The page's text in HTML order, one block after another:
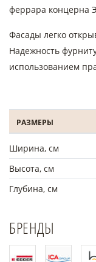
феррара концерна
Фасады легко
Надежность
использованием
РАЗМЕРЫ
Ширина, см
Высота, см
Глубина, см
БРЕНДЫ